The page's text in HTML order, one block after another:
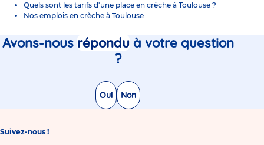
Quels sont les tarifs d'une place en crèche à Toulouse ?
Nos emplois en crèche à Toulouse
Avons-nous réponduà votre question
?
Non
Oui
Suivez-nous !